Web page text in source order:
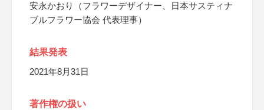
安永かおり（フラワーデザイナー、日本サスティナ
ブルフラワー協会 代表理事）
結果発表
2021年8月31日
著作権の扱い